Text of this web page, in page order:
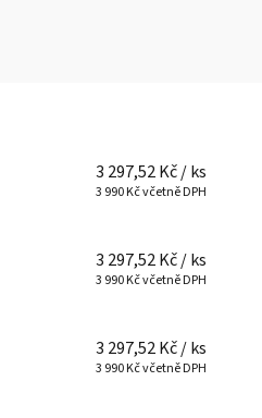
3 297,52 Kč/ ks
3 990 Kč včetně DPH
3 297,52 Kč/ ks
3 990 Kč včetně DPH
3 297,52 Kč/ ks
3 990 Kč včetně DPH